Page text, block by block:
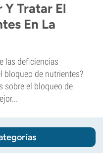
Tratar El
En La
las deficiencias
bloqueo de nutrientes?
sobre el bloqueo de